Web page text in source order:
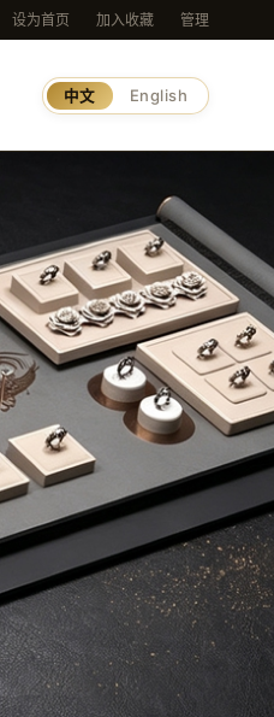
设为首页 加入收藏 管理
中文 English